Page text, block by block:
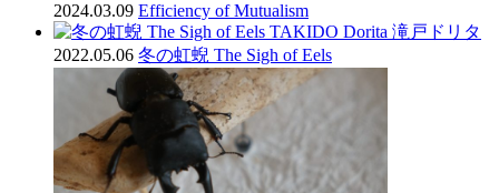
2024.03.09 Efficiency of Mutualism
2022.05.06 冬の虹蜺 The Sigh of Eels